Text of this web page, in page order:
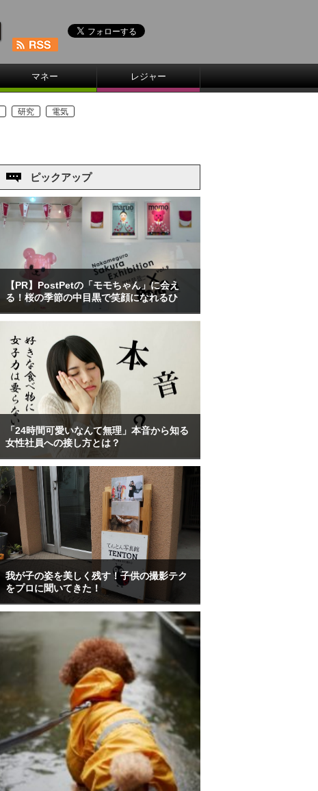
マネー レジャー
研究 電気
ピックアップ
【PR】PostPetの「モモちゃん」に会え
る！桜の季節の中目黒で笑顔になれるひ
「24時間可愛いなんて無理」本音から知る
女性社員への接し方とは？
我が子の姿を美しく残す！子供の撮影テク
をプロに聞いてきた！